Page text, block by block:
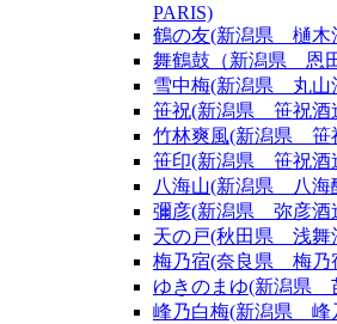
PARIS)
鶴の友(新潟県 樋木
舞鶴鼓（新潟県 恩
雪中梅(新潟県 丸山
笹祝(新潟県 笹祝酒
竹林爽風(新潟県 笹
笹印(新潟県 笹祝酒
八海山(新潟県 八海
彌彦(新潟県 弥彦酒
天の戸(秋田県 浅舞
梅乃宿(奈良県 梅乃
ゆきのまゆ(新潟県
峰乃白梅(新潟県 峰